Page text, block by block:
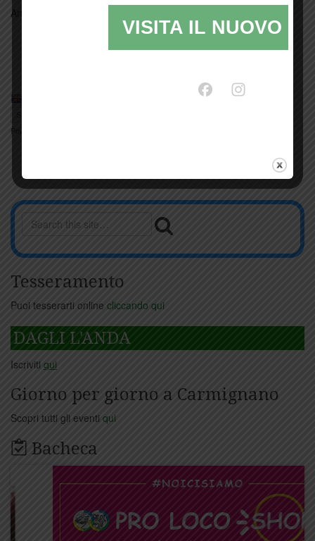
Articolo pubblicato in
Tesseramento
Puoi tesserarti online cliccando qui
DAGLI L'ANDA
Iscriviti qui
Giorno per giorno a Carmignano
Scopri tutti gli eventi qui
Bacheca
VISITA IL NUOVO